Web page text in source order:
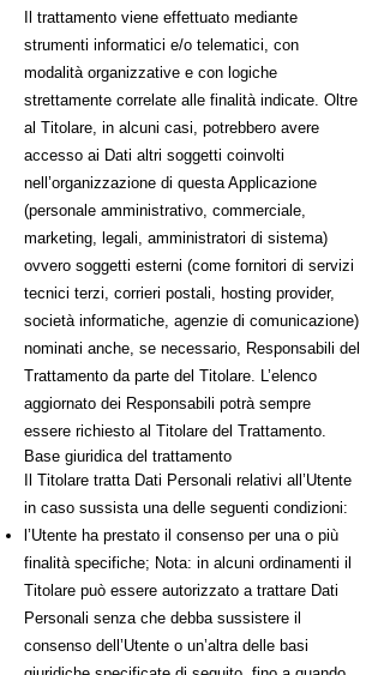
Il trattamento viene effettuato mediante
strumenti informatici e/o telematici, con
modalità organizzative e con logiche
strettamente correlate alle finalità indicate. Oltre
al Titolare, in alcuni casi, potrebbero avere
accesso ai Dati altri soggetti coinvolti
nell’organizzazione di questa Applicazione
(personale amministrativo, commerciale,
marketing, legali, amministratori di sistema)
ovvero soggetti esterni (come fornitori di servizi
tecnici terzi, corrieri postali, hosting provider,
società informatiche, agenzie di comunicazione)
nominati anche, se necessario, Responsabili del
Trattamento da parte del Titolare. L’elenco
aggiornato dei Responsabili potrà sempre
essere richiesto al Titolare del Trattamento.
Base giuridica del trattamento
Il Titolare tratta Dati Personali relativi all’Utente
in caso sussista una delle seguenti condizioni:
l’Utente ha prestato il consenso per una o più
finalità specifiche; Nota: in alcuni ordinamenti il
Titolare può essere autorizzato a trattare Dati
Personali senza che debba sussistere il
consenso dell’Utente o un’altra delle basi